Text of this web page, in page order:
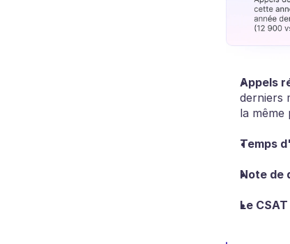
Appels
derniers
la
Temps
Note de
Le